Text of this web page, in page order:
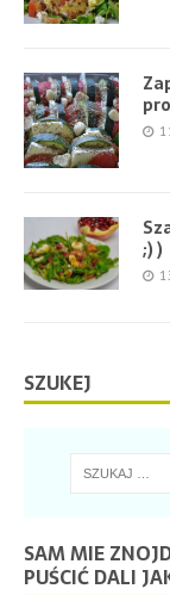
;) )
SZUKEJ
SAM MIE
PUŚCIĆ DALI